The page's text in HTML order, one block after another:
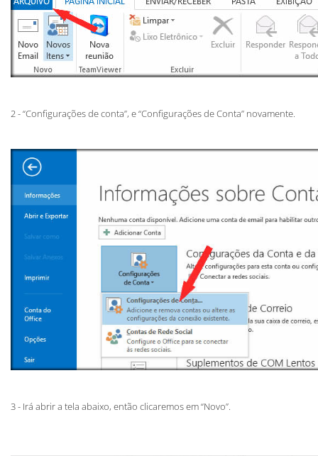
2 - “Configurações de conta”, e “Configurações de Conta” novamente.
3 - Irá abrir a tela abaixo, então clicaremos em “Novo”.